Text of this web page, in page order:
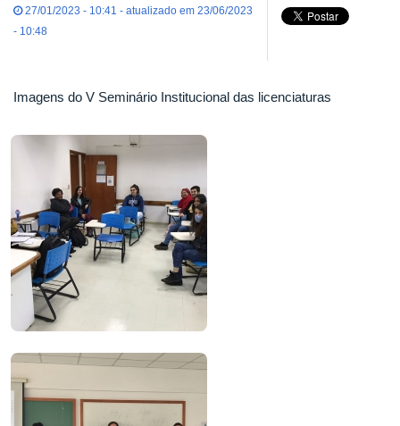
27/01/2023 - 10:41 - atualizado em 23/06/2023
- 10:48
Imagens do V Seminário Institucional das licenciaturas